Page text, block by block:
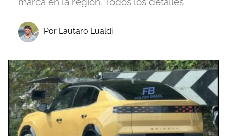
Por Lautaro Lualdi